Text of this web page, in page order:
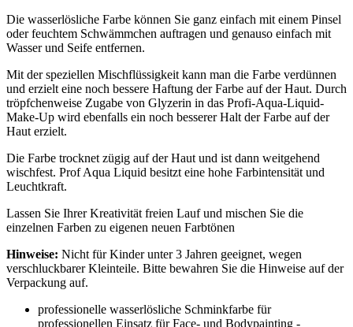
Die wasserlösliche Farbe können Sie ganz einfach mit einem Pinsel
oder feuchtem Schwämmchen auftragen und genauso einfach mit
Wasser und Seife entfernen.
Mit der speziellen Mischflüssigkeit kann man die Farbe verdünnen
und erzielt eine noch bessere Haftung der Farbe auf der Haut. Durch
tröpfchenweise Zugabe von Glyzerin in das Profi-Aqua-Liquid-
Make-Up wird ebenfalls ein noch besserer Halt der Farbe auf der
Haut erzielt.
Die Farbe trocknet zügig auf der Haut und ist dann weitgehend
wischfest. Prof Aqua Liquid besitzt eine hohe Farbintensität und
Leuchtkraft.
Lassen Sie Ihrer Kreativität freien Lauf und mischen Sie die
einzelnen Farben zu eigenen neuen Farbtönen
Hinweise: Nicht für Kinder unter 3 Jahren geeignet, wegen
verschluckbarer Kleinteile. Bitte bewahren Sie die Hinweise auf der
Verpackung auf.
professionelle wasserlösliche Schminkfarbe für
professionellen Einsatz für Face- und Bodypainting -